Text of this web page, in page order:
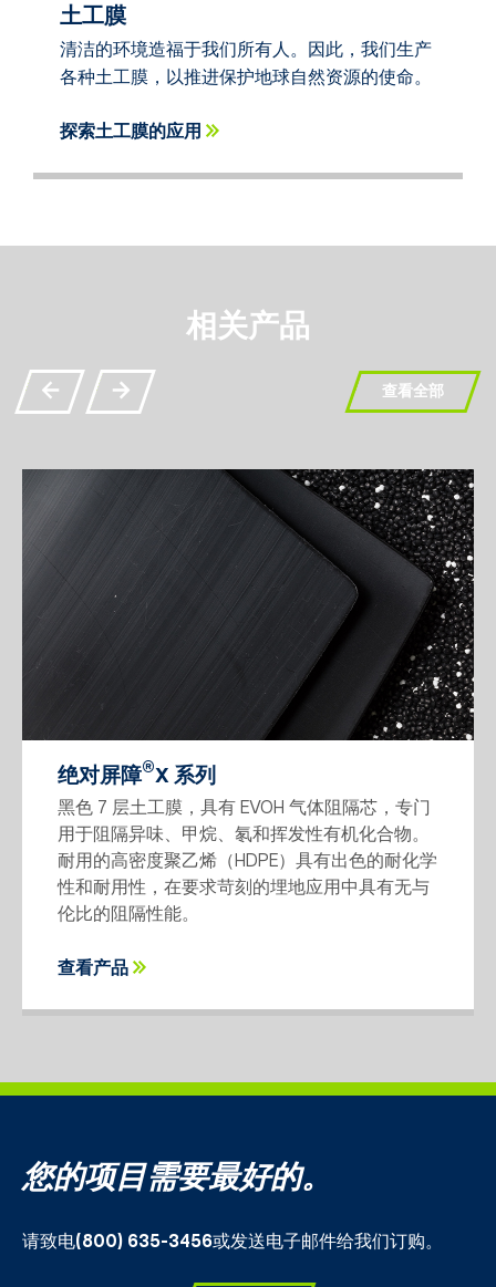
土工膜
清洁的环境造福于我们所有人。因此，我们生产
各种土工膜，以推进保护地球自然资源的使命。
探索土工膜的应用
相关产品
查看全部
绝对屏障®X 系列
黑色 7 层土工膜，具有 EVOH 气体阻隔芯，专门
用于阻隔异味、甲烷、氡和挥发性有机化合物。
耐用的高密度聚乙烯（HDPE）具有出色的耐化学
性和耐用性，在要求苛刻的埋地应用中具有无与
伦比的阻隔性能。
查看产品
您的项目需要最好的。
请致电(800) 635-3456或发送电子邮件给我们订购。